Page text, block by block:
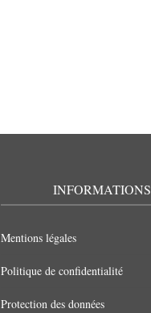
INFORMATIONS
Mentions légales
Politique de confidentialité
Protection des données